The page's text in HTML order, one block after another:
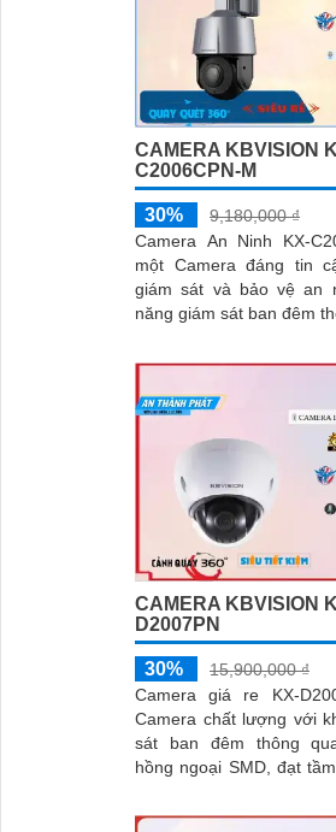
CAMERA KBVISION
C2006CPN-M
30%
9,180,000 ₫
Camera An Ninh KX-
một Camera đáng tin
giám sát và bảo vệ an ninh.
năng giám sát ban đêm
phù hợp sử dụng cho dự
CAMERA KBVISION
D2007PN
30%
15,900,000 ₫
Camera giá re KX-
Camera chất lượng với
sát ban đêm thông
hồng ngoại SMD, đạt
tinh tế, có khả năng